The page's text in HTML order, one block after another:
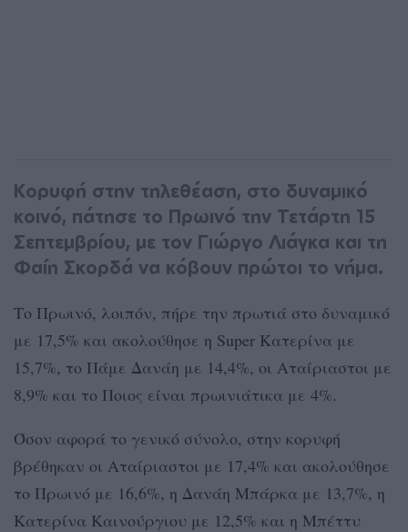
Κορυφή στην τηλεθέαση, στο δυναμικό
κοινό, πάτησε το Πρωινό την Τετάρτη 15
Σεπτεμβρίου, με τον Γιώργο Λιάγκα και τη
Φαίη Σκορδά να κόβουν πρώτοι το νήμα.
Το Πρωινό, λοιπόν, πήρε την πρωτιά στο δυναμικό
με 17,5% και ακολούθησε η Super Κατερίνα με
15,7%, το Πάμε Δανάη με 14,4%, οι Αταίριαστοι με
8,9% και το Ποιος είναι πρωινιάτικα με 4%.
Όσον αφορά το γενικό σύνολο, στην κορυφή
βρέθηκαν οι Αταίριαστοι με 17,4% και ακολούθησε
το Πρωινό με 16,6%, η Δανάη Μπάρκα με 13,7%, η
Κατερίνα Καινούργιου με 12,5% και η Μπέττυ